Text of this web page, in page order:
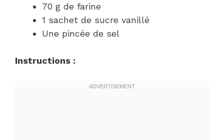
70 g de farine
1 sachet de sucre vanillé
Une pincée de sel
Instructions :